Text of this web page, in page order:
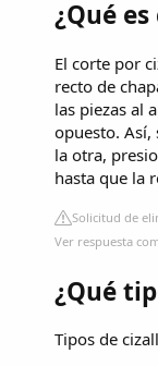
¿Qué
El corte por
recto de
las piezas al
opuesto. Así,
la otra,
hasta que la
Solicitud de
Ver respuesta
¿Qué
Tipos de